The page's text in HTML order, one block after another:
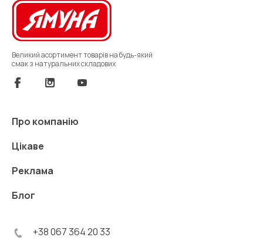
Великий асортимент товарів на будь-який
смак з натуральних складових
+38 067 364 20 33
Про компанію
Цікаве
Реклама
Блог